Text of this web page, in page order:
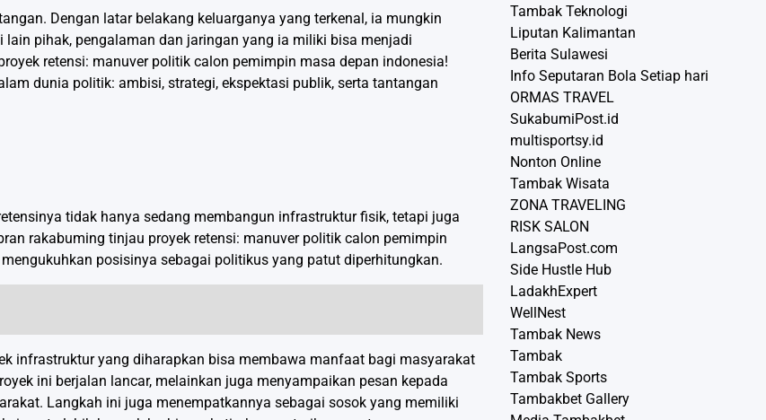
Dengan latar belakang keluarganya yang terkenal, ia mungkin
pihak, pengalaman dan jaringan yang ia miliki bisa menjadi
retensi: manuver politik calon pemimpin masa depan indonesia!
dunia politik: ambisi, strategi, ekspektasi publik, serta tantangan
tidak hanya sedang membangun infrastruktur fisik, tetapi juga
rakabuming tinjau proyek retensi: manuver politik calon pemimpin
posisinya sebagai politikus yang patut diperhitungkan.
infrastruktur yang diharapkan bisa membawa manfaat bagi masyarakat
ini berjalan lancar, melainkan juga menyampaikan pesan kepada
Langkah ini juga menempatkannya sebagai sosok yang memiliki
Tambak Teknologi
Liputan Kalimantan
Berita Sulawesi
Info Seputaran Bola Setiap hari
ORMAS TRAVEL
SukabumiPost.id
multisportsy.id
Nonton Online
Tambak Wisata
ZONA TRAVELING
RISK SALON
LangsaPost.com
Side Hustle Hub
LadakhExpert
WellNest
Tambak News
Tambak
Tambak Sports
Tambakbet Gallery